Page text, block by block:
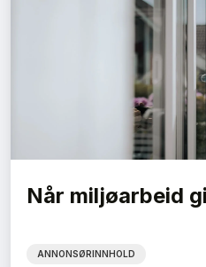
Når miljøarbeid
ANNONSØRINNHOLD